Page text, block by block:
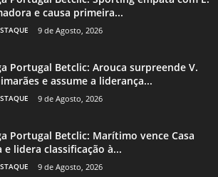
e causa primeira...
9 de Agosto, 2026
Portugal Betclic: Arouca surpreende V.
e assume a liderança...
9 de Agosto, 2026
Portugal Betclic: Marítimo vence Casa
e lidera classificação à...
9 de Agosto, 2026